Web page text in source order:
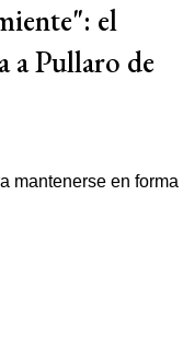
el
a Pullaro de